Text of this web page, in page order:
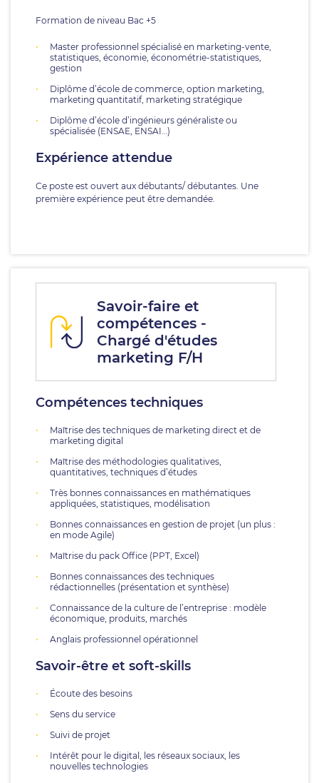
Formation de niveau Bac +5
Master professionnel spécialisé en marketing-vente,
statistiques, économie, économétrie-statistiques,
gestion
Diplôme d’école de commerce, option marketing,
marketing quantitatif, marketing stratégique
Diplôme d’école d’ingénieurs généraliste ou
spécialisée (ENSAE, ENSAI…)
Expérience attendue
Ce poste est ouvert aux débutants/ débutantes. Une
première expérience peut être demandée.
Savoir-faire et
compétences -
Chargé d'études
marketing F/H
Compétences techniques
Maîtrise des techniques de marketing direct et de
marketing digital
Maîtrise des méthodologies qualitatives,
quantitatives, techniques d’études
Très bonnes connaissances en mathématiques
appliquées, statistiques, modélisation
Bonnes connaissances en gestion de projet (un plus :
en mode Agile)
Maîtrise du pack Office (PPT, Excel)
Bonnes connaissances des techniques
rédactionnelles (présentation et synthèse)
Connaissance de la culture de l’entreprise : modèle
économique, produits, marchés
Anglais professionnel opérationnel
Savoir-être et soft-skills
Écoute des besoins
Sens du service
Suivi de projet
Intérêt pour le digital, les réseaux sociaux, les
nouvelles technologies